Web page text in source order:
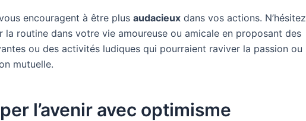
encouragent à être plus audacieux dans vos actions. N’hésitez
la routine dans votre vie amoureuse ou amicale en proposant des
ou des activités ludiques qui pourraient raviver la passion ou
mutuelle.
l’avenir avec optimisme